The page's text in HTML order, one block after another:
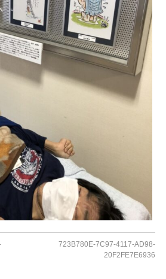
723B780E-7C97-4117-AD98-
20F2FE7E6936